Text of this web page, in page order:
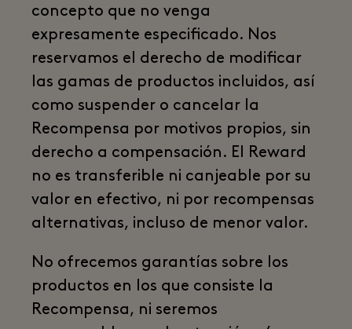
concepto que no venga
expresamente especificado. Nos
reservamos el derecho de modificar
las gamas de productos incluidos, así
como suspender o cancelar la
Recompensa por motivos propios, sin
derecho a compensación. El Reward
no es transferible ni canjeable por su
valor en efectivo, ni por recompensas
alternativas, incluso de menor valor.
No ofrecemos garantías sobre los
productos en los que consiste la
Recompensa, ni seremos